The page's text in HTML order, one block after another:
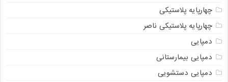
چهارپایه پلاستیکی
چهارپایه پلاستیکی ناصر
دمپایی
دمپایی بیمارستانی
دمپایی دستشویی